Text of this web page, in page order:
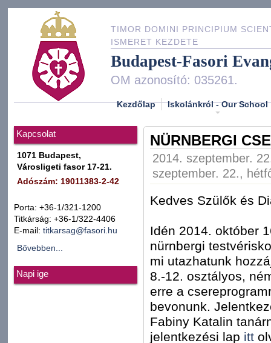
TIMOR DOMINI PRINCIPIUM
ISMERET KEZDETE
Budapest-Fasori
OM azonosító: 035261.
Kezdőlap Iskolánkról - Our School
Kapcsolat
1071 Budapest,
Városligeti fasor 17-21.
Adószám: 19011383-2-42
Porta: +36-1/321-1200
Titkárság: +36-1/322-4406
E-mail: titkarsag@fasori.hu
Bővebben...
Napi ige
NÜRNBERGI
2014. szeptember.
szeptember. 22.,
Kedves Szülők és
Idén 2014. október
nürnbergi
mi utazhatunk
8.-12. osztályos,
erre a
bevonunk.
Fabiny Katalin
jelentkezési lap itt